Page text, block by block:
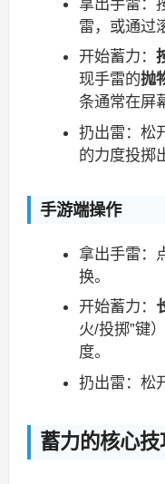
雷，或通过
开始蓄力：
现手雷的抛
条通常在屏
扔出雷：松
的力度投掷
手游端操作
拿出手雷：
换。
开始蓄力：
火/投掷”键
度。
扔出雷：松
蓄力的核心